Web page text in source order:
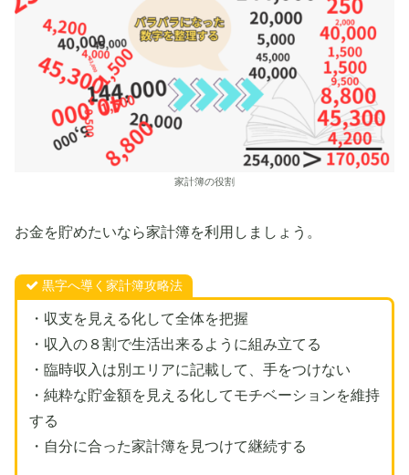
家計簿の役割
お金を貯めたいなら家計簿を利用しましょう。
黒字へ導く家計簿攻略法
・収支を見える化して全体を把握
・収入の８割で生活出来るように組み立てる
・臨時収入は別エリアに記載して、手をつけない
・純粋な貯金額を見える化してモチベーションを維持
する
・自分に合った家計簿を見つけて継続する